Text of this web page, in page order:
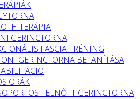
TERÁPIA
GERINCTORNA
FASCIA TRÉNING
GERINCTORNA BETANÍTÁSA
ÓRÁK
FELNŐTT GERINCTORNA